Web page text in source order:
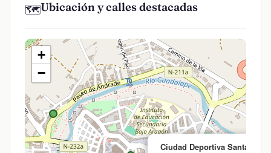
🗺️Ubicación y calles destacadas
Ciudad Deportiva Santa María
+
−